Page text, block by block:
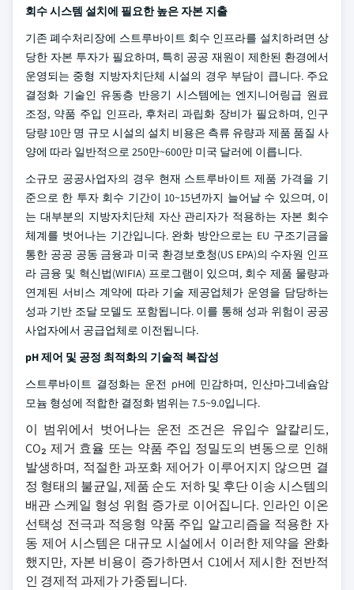
회수 시스템 설치에 필요한 높은 자본 지출
기존 폐수처리장에 스트루바이트 회수 인프라를 설치하려면 상
당한 자본 투자가 필요하며, 특히 공공 재원이 제한된 환경에서
운영되는 중형 지방자치단체 시설의 경우 부담이 큽니다. 주요
결정화 기술인 유동층 반응기 시스템에는 엔지니어링급 원료
조정, 약품 주입 인프라, 후처리 과립화 장비가 필요하며, 인구
당량 10만 명 규모 시설의 설치 비용은 측류 유량과 제품 품질 사
양에 따라 일반적으로 250만~600만 미국 달러에 이릅니다.
소규모 공공사업자의 경우 현재 스트루바이트 제품 가격을 기
준으로 한 투자 회수 기간이 10~15년까지 늘어날 수 있으며, 이
는 대부분의 지방자치단체 자산 관리자가 적용하는 자본 회수
체계를 벗어나는 기간입니다. 완화 방안으로는 EU 구조기금을
통한 공공 공동 금융과 미국 환경보호청(US EPA)의 수자원 인프
라 금융 및 혁신법(WIFIA) 프로그램이 있으며, 회수 제품 물량과
연계된 서비스 계약에 따라 기술 제공업체가 운영을 담당하는
성과 기반 조달 모델도 포함됩니다. 이를 통해 성과 위험이 공공
사업자에서 공급업체로 이전됩니다.
pH 제어 및 공정 최적화의 기술적 복잡성
스트루바이트 결정화는 운전 pH에 민감하며, 인산마그네슘암
모늄 형성에 적합한 결정화 범위는 7.5~9.0입니다.
이 범위에서 벗어나는 운전 조건은 유입수 알칼리도,
CO₂ 제거 효율 또는 약품 주입 정밀도의 변동으로 인해
발생하며, 적절한 과포화 제어가 이루어지지 않으면 결
정 형태의 불균일, 제품 순도 저하 및 후단 이송 시스템의
배관 스케일 형성 위험 증가로 이어집니다. 인라인 이온
선택성 전극과 적응형 약품 주입 알고리즘을 적용한 자
동 제어 시스템은 대규모 시설에서 이러한 제약을 완화
했지만, 자본 비용이 증가하면서 C1에서 제시한 전반적
인 경제적 과제가 가중됩니다.